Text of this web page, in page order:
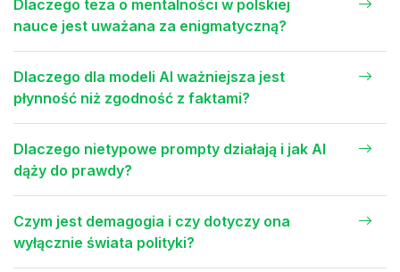
Dlaczego teza o mentalności w polskiej
nauce jest uważana za enigmatyczną?
Dlaczego dla modeli AI ważniejsza jest
płynność niż zgodność z faktami?
Dlaczego nietypowe prompty działają i jak AI
dąży do prawdy?
Czym jest demagogia i czy dotyczy ona
wyłącznie świata polityki?